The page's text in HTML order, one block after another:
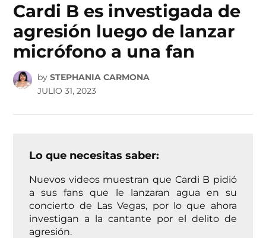
Cardi B es investigada de
agresión luego de lanzar
micrófono a una fan
by STEPHANIA CARMONA
JULIO 31, 2023
Lo que necesitas saber:
Nuevos videos muestran que Cardi B pidió
a sus fans que le lanzaran agua en su
concierto de Las Vegas, por lo que ahora
investigan a la cantante por el delito de
agresión.